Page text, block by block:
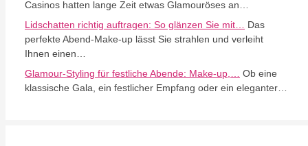
Casinos hatten lange Zeit etwas Glamouröses an…
Lidschatten richtig auftragen: So glänzen Sie mit…
Das
perfekte Abend-Make-up lässt Sie strahlen und verleiht
Ihnen einen…
Glamour-Styling für festliche Abende: Make-up,…
Ob eine
klassische Gala, ein festlicher Empfang oder ein eleganter…